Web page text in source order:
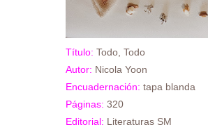
Título: Todo, Todo
Autor: Nicola Yoon
Encuadernación: tapa blanda
Páginas: 320
Editorial: Literaturas SM